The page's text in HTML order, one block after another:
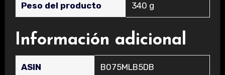
Peso del producto ‎340 g
Información adicional
ASIN B075MLB5DB